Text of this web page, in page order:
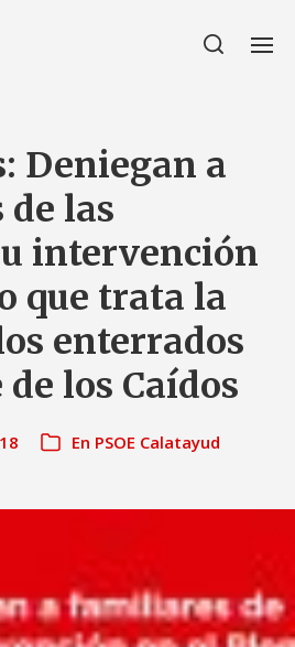
Deniegan a
las
intervención
que trata la
enterrados
los Caídos
En PSOE Calatayud